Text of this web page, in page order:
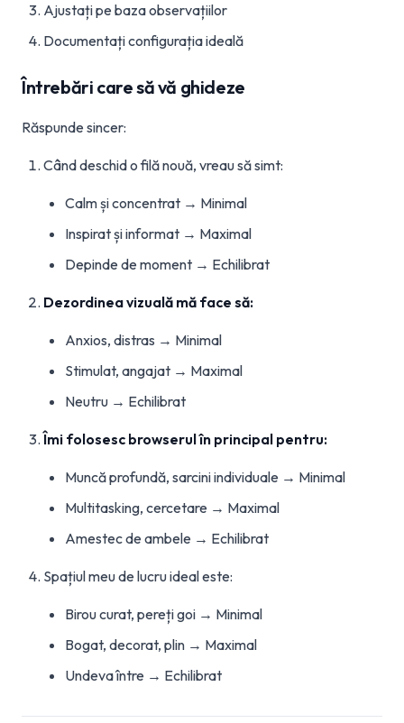
Ajustați pe baza observațiilor
Documentați configurația ideală
Întrebări care să vă ghideze
Răspunde sincer:
Când deschid o filă nouă, vreau să simt:
Calm și concentrat → Minimal
Inspirat și informat → Maximal
Depinde de moment → Echilibrat
Dezordinea vizuală mă face să:
Anxios, distras → Minimal
Stimulat, angajat → Maximal
Neutru → Echilibrat
Îmi folosesc browserul în principal pentru:
Muncă profundă, sarcini individuale → Minimal
Multitasking, cercetare → Maximal
Amestec de ambele → Echilibrat
Spațiul meu de lucru ideal este:
Birou curat, pereți goi → Minimal
Bogat, decorat, plin → Maximal
Undeva între → Echilibrat